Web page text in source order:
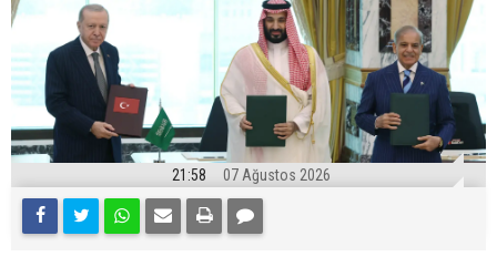
21:58 07 Ağustos 2026